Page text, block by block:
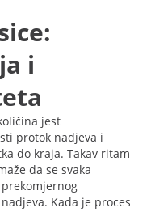
i
jest
protok nadjeva i
do kraja. Takav ritam
da se svaka
Kada je proces